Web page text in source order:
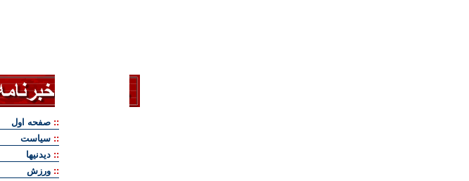
:: صفحه اول
:: سياست
:: ديدنيها
:: ورزش